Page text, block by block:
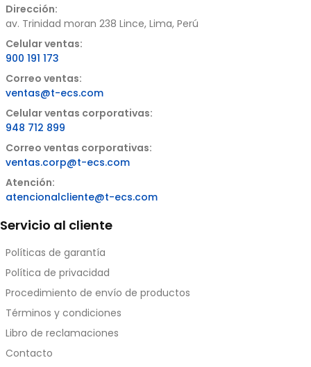
Dirección:
av. Trinidad moran 238 Lince, Lima, Perú
Celular ventas:
900 191 173
Correo ventas:
ventas@t-ecs.com
Celular ventas corporativas:
948 712 899
Correo ventas corporativas:
ventas.corp@t-ecs.com
Atención:
atencionalcliente@t-ecs.com
Servicio al cliente
Políticas de garantía
Política de privacidad
Procedimiento de envío de productos
Términos y condiciones
Libro de reclamaciones
Contacto